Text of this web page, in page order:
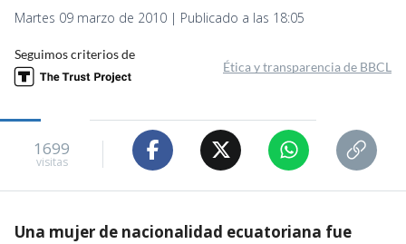
Martes 09 marzo de 2010 | Publicado a las 18:05
Seguimos criterios de
Ética y transparencia de BBCL
1699
visitas
Una mujer de nacionalidad ecuatoriana fue